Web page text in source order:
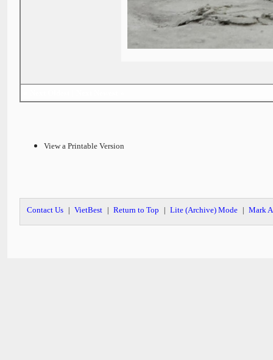
View a Printable Version
Contact Us VietBest Return to Top Lite (Archive) Mode Mark